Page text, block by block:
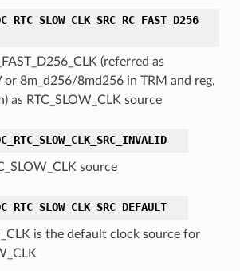
(referred as
or 8m_d256/8md256 in TRM and reg.
as RTC_SLOW_CLK source
source
is the default clock source for